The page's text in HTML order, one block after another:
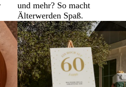
und mehr? So macht
Älterwerden Spaß.